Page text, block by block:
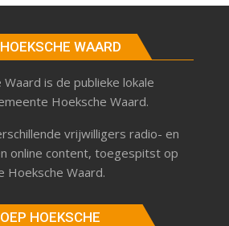
WAARD
is de publieke lokale
Hoeksche Waard.
vrijwilligers radio- en
online content, toegespitst op
Hoeksche Waard.
HOEKSCHE